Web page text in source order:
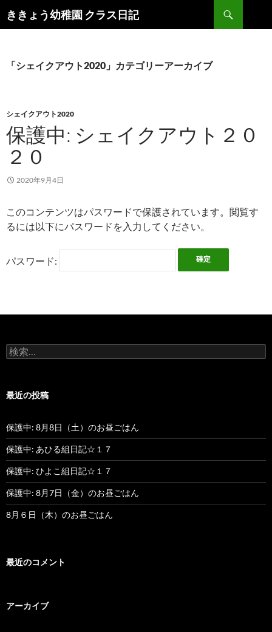
ききょう幼稚園 クラス日記
索
ン
キ
ッ
プ
「シェイクアウト2020」カテゴリーアーカイブ
シェイクアウト2020
保護中: シェイクアウト２０
２０
2020年9月4日
このコンテンツはパスワードで保護されています。閲覧す
るには以下にパスワードを入力してください。
パスワード:
検
索
最近の投稿
保護中: 8月8日（土）のお昼ごはん
保護中: あひる組日記☆１７
保護中: ひよこ組日記☆１７
保護中: 8月7日（金）のお昼ごはん
8月６日（木）のお昼ごはん
最近のコメント
アーカイブ